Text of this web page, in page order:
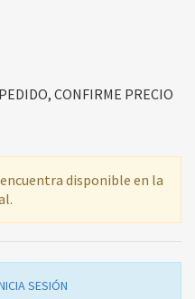
CONFIRME PRECIO
disponible en la
SESIÓN